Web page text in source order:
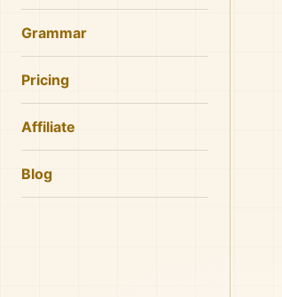
Grammar
Pricing
Affiliate
Blog